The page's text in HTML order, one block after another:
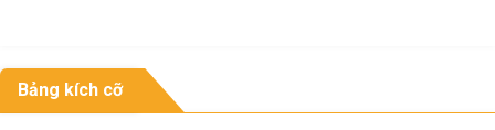
Bảng kích cỡ